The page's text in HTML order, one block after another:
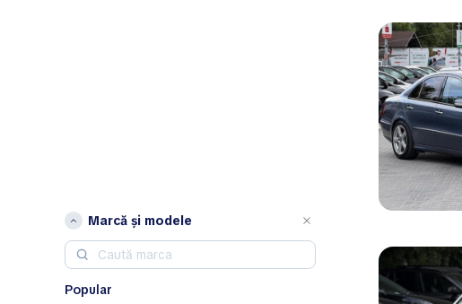
Marcă și modele
Popular